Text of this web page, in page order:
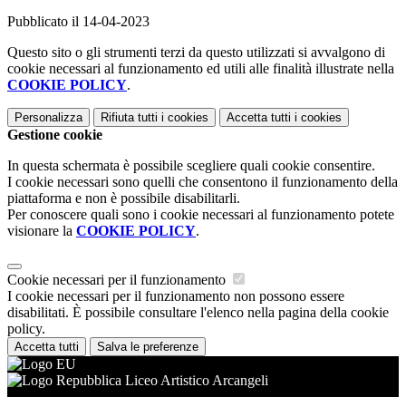
Pubblicato il 14-04-2023
Questo sito o gli strumenti terzi da questo utilizzati si avvalgono di
cookie necessari al funzionamento ed utili alle finalità illustrate nella
COOKIE POLICY.
Personalizza Rifiuta tutti i cookies Accetta tutti i cookies
Gestione cookie
In questa schermata è possibile scegliere quali cookie consentire.
I cookie necessari sono quelli che consentono il funzionamento della
piattaforma e non è possibile disabilitarli.
Per conoscere quali sono i cookie necessari al funzionamento potete
visionare la COOKIE POLICY.
Cookie necessari per il funzionamento
I cookie necessari per il funzionamento non possono essere
disabilitati. È possibile consultare l'elenco nella pagina della cookie
policy.
Accetta tutti Salva le preferenze
Liceo Artistico Arcangeli